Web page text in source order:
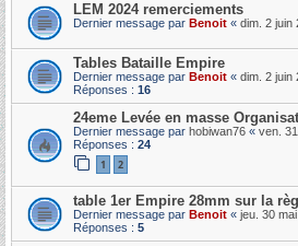
LEM 2024 remerciements
Dernier message par Benoit « dim. 2 juin
Tables Bataille Empire
Dernier message par Benoit « dim. 2 juin
Réponses : 16
24eme Levée en masse
Dernier message par hobiwan76 « ven.
Réponses : 24
1 2
table 1er Empire 28mm sur la
Dernier message par Benoit « jeu. 30
Réponses : 5